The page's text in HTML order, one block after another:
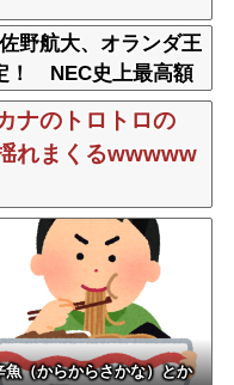
野航大、オランダ王
！ NEC史上最高額
か！！
ナのトロトロの
れまくるwwwww
魚（からからさかな）とか